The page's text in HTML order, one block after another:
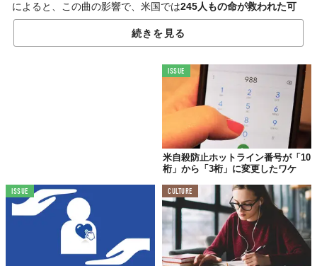
によると、 この曲の影響で、米国では245人もの命が救われた可
能性があるとのこと。
リリース直後やライブ後には何万もの人々がSNS上で同曲につい
て語り、ライフラインへ1万件近くも追加の問い合わせが確認され
へと変わっていく歌詞が胸を打つ
同曲は、
音楽が直接「人の命を救った」素晴らしい実例となった。
メンタルヘルスが問題となる現代。 古くから言われてきた“音楽
が、その解決策になると証明されたというわけだ。
を癒やすのもいかが？
続きを見る
ISSUE
米自殺防止ホットライン番号が「10
桁」から「3桁」に変更したワケ
ISSUE CULTURE